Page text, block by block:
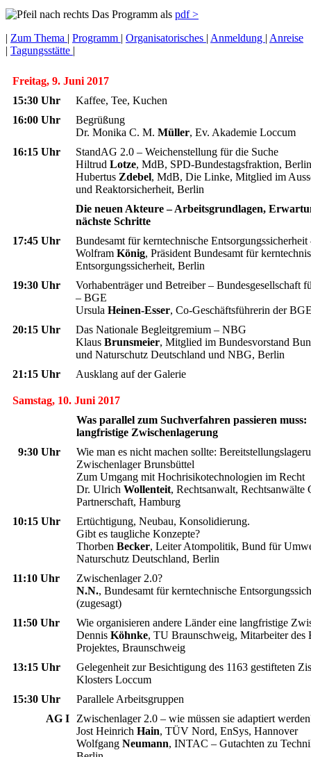
Das Programm als pdf >
| Zum Thema | Programm | Organisatorisches | Anmeldung | Anreise
| Tagungsstätte |
Freitag, 9. Juni 2017
15:30 Uhr
Kaffee, Tee, Kuchen
16:00 Uhr
Begrüßung
Dr. Monika C. M. Müller, Ev. Akademie Loccum
16:15 Uhr
StandAG 2.0 – Weichenstellung für die Suche
Hiltrud Lotze, MdB, SPD-Bundestagsfraktion,
Hubertus Zdebel, MdB, Die Linke, Mitglied im
und Reaktorsicherheit, Berlin
Die neuen Akteure – Arbeitsgrundlagen,
nächste Schritte
17:45 Uhr
Bundesamt für kerntechnische
Wolfram König, Präsident Bundesamt für
Entsorgungssicherheit, Berlin
19:30 Uhr
Vorhabenträger und Betreiber – Bundesgesellschaft
– BGE
Ursula Heinen-Esser, Co-Geschäftsführerin der
20:15 Uhr
Das Nationale Begleitgremium – NBG
Klaus Brunsmeier, Mitglied im Bundesvorstand
und Naturschutz Deutschland und NBG, Berlin
21:15 Uhr
Ausklang auf der Galerie
Samstag, 10. Juni 2017
Was parallel zum Suchverfahren passieren muss:
langfristige Zwischenlagerung
9:30 Uhr
Wie man es nicht machen sollte:
Zwischenlager Brunsbüttel
Zum Umgang mit Hochrisikotechnologien im Recht
Dr. Ulrich Wollenteit, Rechtsanwalt, Rechtsanwälte
Partnerschaft, Hamburg
10:15 Uhr
Ertüchtigung, Neubau, Konsolidierung.
Gibt es taugliche Konzepte?
Thorben Becker, Leiter Atompolitik, Bund für
Naturschutz Deutschland, Berlin
11:10 Uhr
Zwischenlager 2.0?
N.N., Bundesamt für kerntechnische
(zugesagt)
11:50 Uhr
Wie organisieren andere Länder eine langfristige
Dennis Köhnke, TU Braunschweig, Mitarbeiter
Projektes, Braunschweig
13:15 Uhr
Gelegenheit zur Besichtigung des 1163 gestifteten
Klosters Loccum
15:30 Uhr
Parallele Arbeitsgruppen
AG I Zwischenlager 2.0 – wie müssen sie adaptiert
Jost Heinrich Hain, TÜV Nord, EnSys, Hannover
Wolfgang Neumann, INTAC – Gutachten zu